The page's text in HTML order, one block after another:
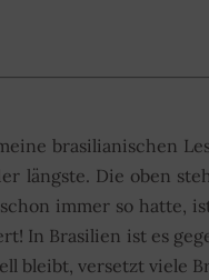
brasilianischen
längste. Die oben
immer so hatte,
In Brasilien ist es
bleibt, versetzt viele